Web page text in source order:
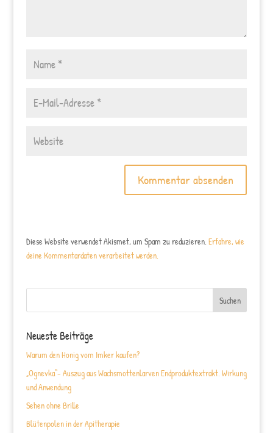
Diese Website verwendet Akismet, um Spam zu reduzieren. Erfahre, wie
deine Kommentardaten verarbeitet werden.
Neueste Beiträge
Warum den Honig vom Imker kaufen?
„Ognevka“- Auszug aus Wachsmottenlarven Endproduktextrakt. Wirkung
und Anwendung
Sehen ohne Brille
Blütenpolen in der Apitherapie